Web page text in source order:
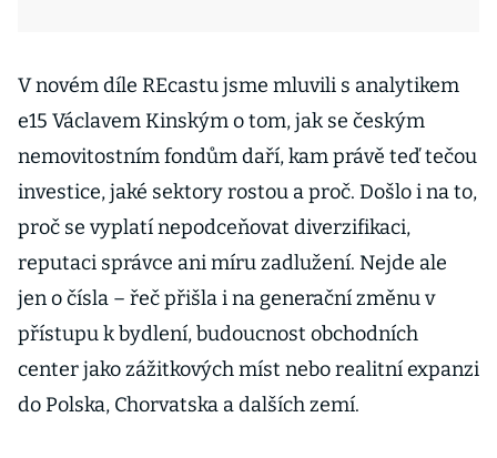
V novém díle REcastu jsme mluvili s analytikem
e15 Václavem Kinským o tom, jak se českým
nemovitostním fondům daří, kam právě teď tečou
investice, jaké sektory rostou a proč. Došlo i na to,
proč se vyplatí nepodceňovat diverzifikaci,
reputaci správce ani míru zadlužení. Nejde ale
jen o čísla – řeč přišla i na generační změnu v
přístupu k bydlení, budoucnost obchodních
center jako zážitkových míst nebo realitní expanzi
do Polska, Chorvatska a dalších zemí.